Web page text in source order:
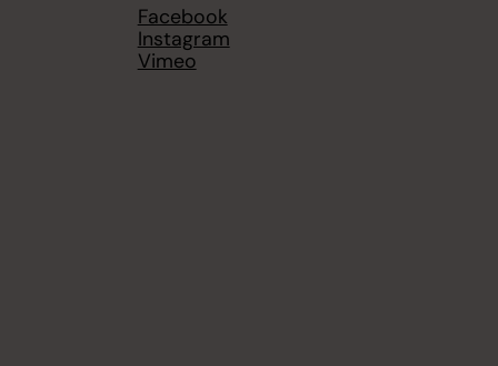
Facebook
Instagram
Vimeo